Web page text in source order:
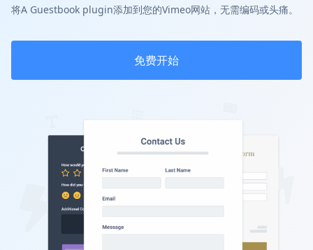
将A Guestbook plugin添加到您的Vimeo网站，无需编码或头痛。
免费开始